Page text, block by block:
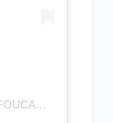
Une publication partagée par JALEN FOUCAN (@j.foucan8)